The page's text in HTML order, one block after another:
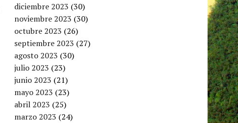
diciembre 2023 (30)
noviembre 2023 (30)
octubre 2023 (26)
septiembre 2023 (27)
agosto 2023 (30)
julio 2023 (23)
junio 2023 (21)
mayo 2023 (23)
abril 2023 (25)
marzo 2023 (24)